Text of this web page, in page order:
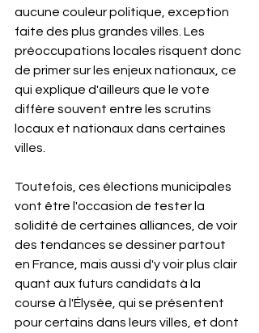
aucune couleur politique, exception
faite des plus grandes villes. Les
préoccupations locales risquent donc
de primer sur les enjeux nationaux, ce
qui explique d'ailleurs que le vote
diffère souvent entre les scrutins
locaux et nationaux dans certaines
villes.
Toutefois, ces élections municipales
vont être l'occasion de tester la
solidité de certaines alliances, de voir
des tendances se dessiner partout
en France, mais aussi d'y voir plus clair
quant aux futurs candidats à la
course à l'Élysée, qui se présentent
pour certains dans leurs villes, et dont